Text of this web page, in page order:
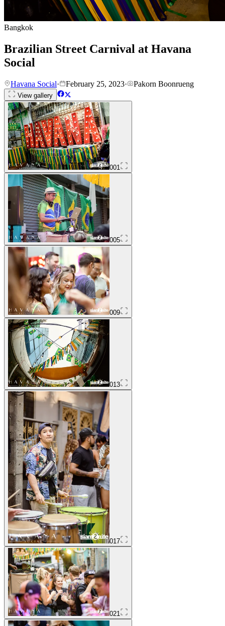
Bangkok
Brazilian Street Carnival at Havana
Social
Havana Social· February 25, 2023· Pakorn Boonrueng
View gallery
001
005
009
013
017
021